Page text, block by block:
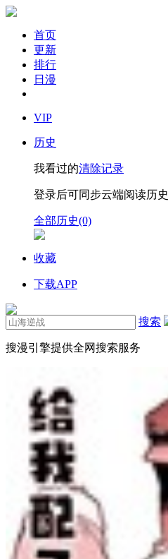
首页
更新
排行
日漫
VIP
历史
我看过的清除记录
登录后可同步云端阅读历史
全部历史(0)
收藏
下载APP
搜索
搜漫引擎提供全网搜索服务